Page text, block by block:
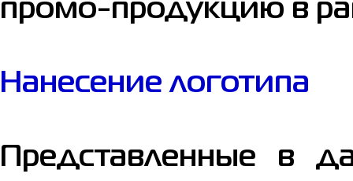
промо-продукцию в
Нанесение логотипа
Представленные в